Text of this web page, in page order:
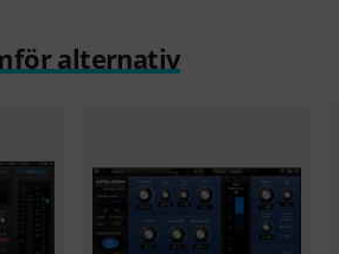
alternativ